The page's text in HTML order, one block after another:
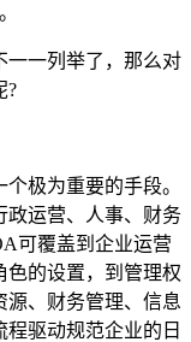
一列举了，那么对
?
极为重要的手段。
政运营、人事、财务
可覆盖到企业运营
色的设置，到管理权
源、财务管理、信息
驱动规范企业的日